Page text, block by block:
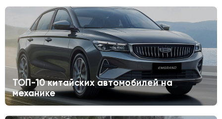
ТОП-10 китайских автомобилей на
механике